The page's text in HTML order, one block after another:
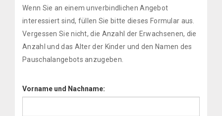
Wenn Sie an einem unverbindlichen Angebot
interessiert sind, füllen Sie bitte dieses Formular aus.
Vergessen Sie nicht, die Anzahl der Erwachsenen, die
Anzahl und das Alter der Kinder und den Namen des
Pauschalangebots anzugeben.
Vorname und Nachname: